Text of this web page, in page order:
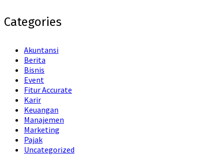
Categories
Akuntansi
Berita
Bisnis
Event
Fitur Accurate
Karir
Keuangan
Manajemen
Marketing
Pajak
Uncategorized